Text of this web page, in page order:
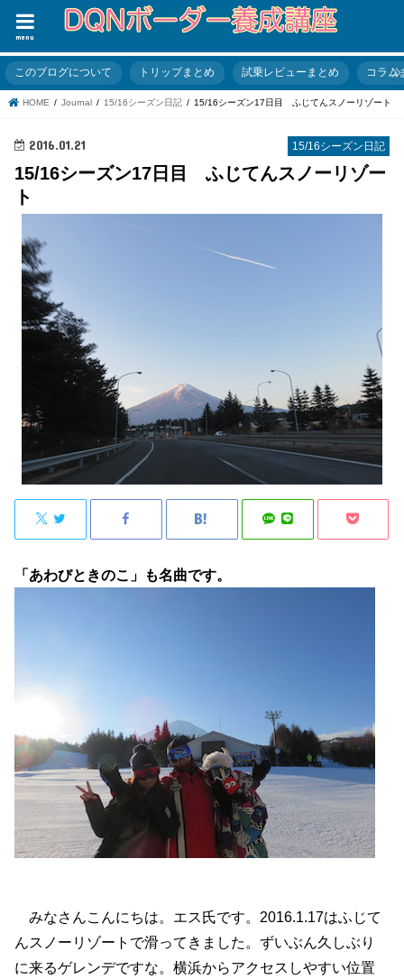
menu
このブログについて トリップまとめ 試乗レビューまとめ コラム
HOME Journal 15/16シーズン日記 15/16シーズン17日目 ふじてんスノーリゾート
15/16シーズン日記
2016.01.21
15/16シーズン17日目 ふじてんスノーリゾー
ト
「あわびときのこ」も名曲です。
みなさんこんにちは。エス氏です。2016.1.17はふじて
んスノーリゾートで滑ってきました。ずいぶん久しぶり
に来るゲレンデですな。横浜からアクセスしやすい位置